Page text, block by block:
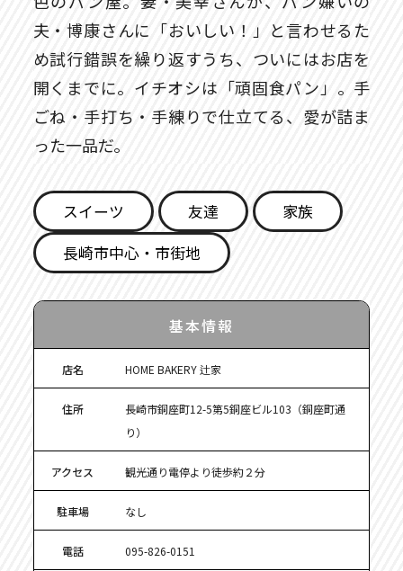
夫・博康さんに「おいしい！」と言わせるた
め試行錯誤を繰り返すうち、ついにはお店を
開くまでに。イチオシは「頑固食パン」。手
ごね・手打ち・手練りで仕立てる、愛が詰ま
った一品だ。
スイーツ 友達
家族
長崎市中心・市街地
基本情報
店名 HOME BAKERY 辻家
住所
長崎市銅座町12-5第5銅座ビル103（銅座町通
り）
アクセス 観光通り電停より徒歩約２分
駐車場 なし
電話 095-826-0151